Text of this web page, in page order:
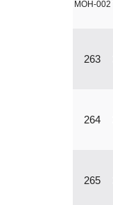
MOH-002
263
264
265